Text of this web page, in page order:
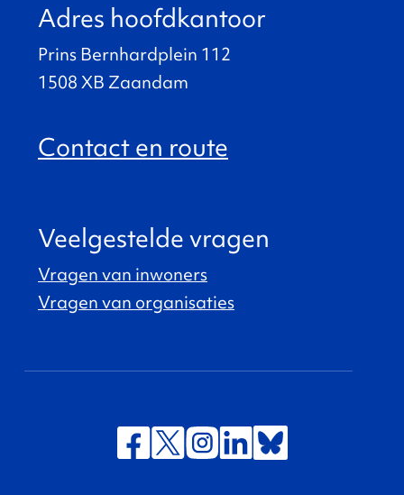
Adres hoofdkantoor
Prins Bernhardplein 112
1508 XB Zaandam
Contact en route
Veelgestelde vragen
Vragen van inwoners
Vragen van organisaties